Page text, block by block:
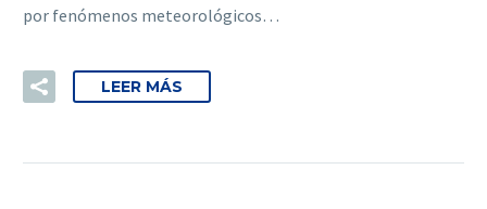
por fenómenos meteorológicos…
LEER MÁS